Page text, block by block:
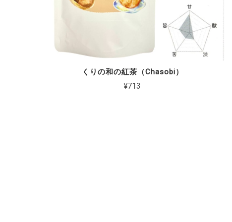
くりの和の紅茶（Chasobi）
¥713